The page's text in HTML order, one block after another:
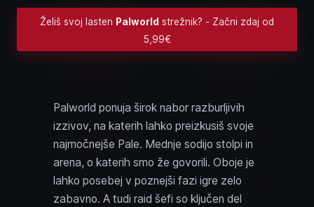
Želiš svoj lasten Palworld strežnik? - Začni zdaj od
5,99€
Palworld ponuja širok nabor razburljivih
izzivov, na katerih lahko preizkusiš svoje
najmočnejše Pale. Mednje sodijo stolpi in
arena, o katerih smo že govorili. Oboje je
lahko posebej v poznejši fazi igre zelo
zabavno. A tudi raid šefi so ključen del